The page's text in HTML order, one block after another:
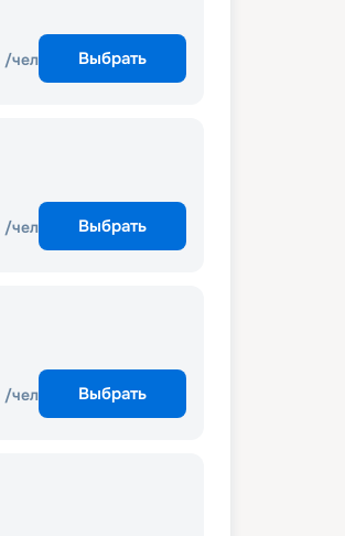
/чел Выбрать
/чел Выбрать
/чел Выбрать